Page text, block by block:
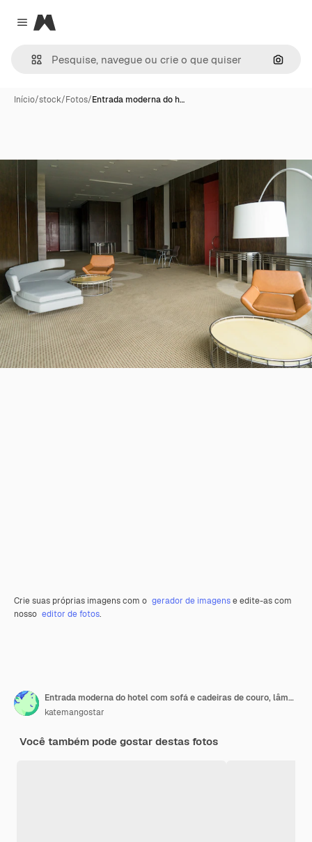
Close menu
Magnific
Início/stock/Fotos/Entrada moderna do h…
Crie suas próprias imagens com o gerador de imagense edite-as com
nosso editor de fotos.
Entrada moderna do hotel com sofá e cadeiras de couro, lâmpada e mesas redondas.
katemangostar
Você também pode gostar destas fotos